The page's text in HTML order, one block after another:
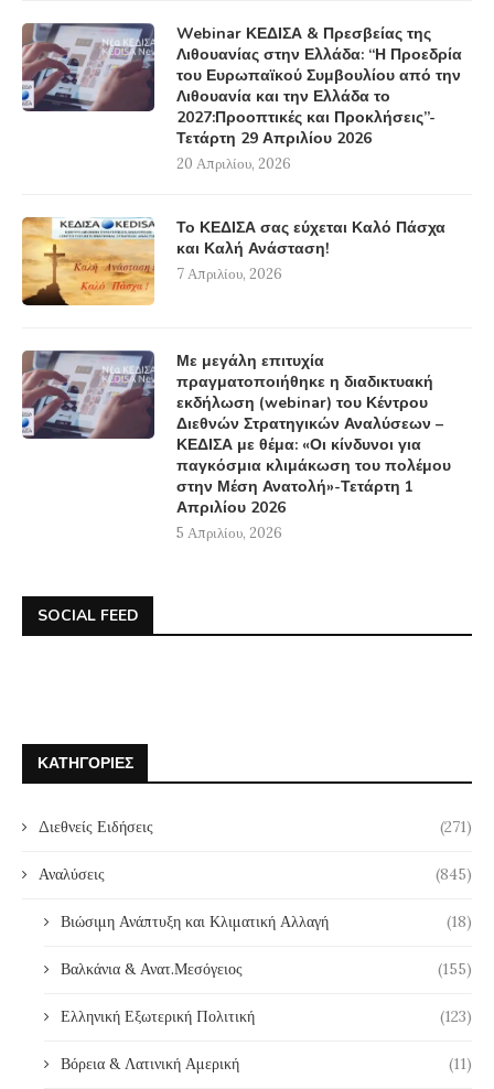
Webinar ΚΕΔΙΣΑ & Πρεσβείας της
Λιθουανίας στην Ελλάδα: “Η Προεδρία
του Ευρωπαϊκού Συμβουλίου από την
Λιθουανία και την Ελλάδα το
2027:Προοπτικές και Προκλήσεις”-
Τετάρτη 29 Απριλίου 2026
20 Απριλίου, 2026
Το ΚΕΔΙΣΑ σας εύχεται Καλό Πάσχα
και Καλή Ανάσταση!
7 Απριλίου, 2026
Με μεγάλη επιτυχία
πραγματοποιήθηκε η διαδικτυακή
εκδήλωση (webinar) του Κέντρου
Διεθνών Στρατηγικών Αναλύσεων –
ΚΕΔΙΣΑ με θέμα: «Οι κίνδυνοι για
παγκόσμια κλιμάκωση του πολέμου
στην Μέση Ανατολή»-Τετάρτη 1
Απριλίου 2026
5 Απριλίου, 2026
SOCIAL FEED
ΚΑΤΗΓΟΡΊΕΣ
Διεθνείς Ειδήσεις (271)
Αναλύσεις (845)
Βιώσιμη Ανάπτυξη και Κλιματική Αλλαγή (18)
Βαλκάνια & Ανατ.Μεσόγειος (155)
Ελληνική Εξωτερική Πολιτική (123)
Βόρεια & Λατινική Αμερική (11)